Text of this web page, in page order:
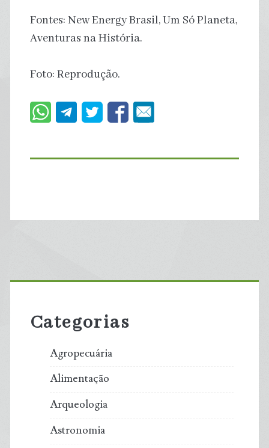
Fontes: New Energy Brasil, Um Só Planeta,
Aventuras na História.
Foto: Reprodução.
Primary
Sidebar
Categorias
Agropecuária
Alimentação
Arqueologia
Astronomia